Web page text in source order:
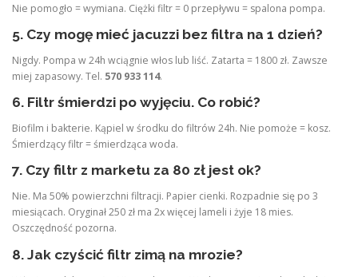
Nie pomogło = wymiana. Ciężki filtr = 0 przepływu = spalona pompa.
5. Czy mogę mieć jacuzzi bez filtra na 1 dzień?
Nigdy. Pompa w 24h wciągnie włos lub liść. Zatarta = 1800 zł. Zawsze
miej zapasowy. Tel. 570 933 114.
6. Filtr śmierdzi po wyjęciu. Co robić?
Biofilm i bakterie. Kąpiel w środku do filtrów 24h. Nie pomoże = kosz.
Śmierdzący filtr = śmierdząca woda.
7. Czy filtr z marketu za 80 zł jest ok?
Nie. Ma 50% powierzchni filtracji. Papier cienki. Rozpadnie się po 3
miesiącach. Oryginał 250 zł ma 2x więcej lameli i żyje 18 mies.
Oszczędność pozorna.
8. Jak czyścić filtr zimą na mrozie?